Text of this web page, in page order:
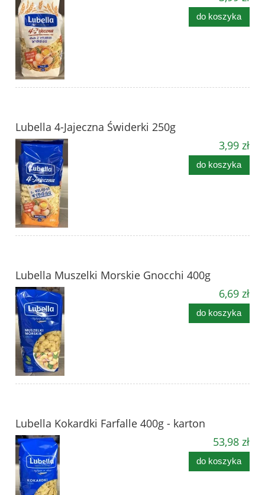
do koszyka
Lubella 4-Jajeczna Świderki 250g
3,99 zł
do koszyka
Lubella Muszelki Morskie Gnocchi 400g
6,69 zł
do koszyka
Lubella Kokardki Farfalle 400g - karton
53,98 zł
do koszyka